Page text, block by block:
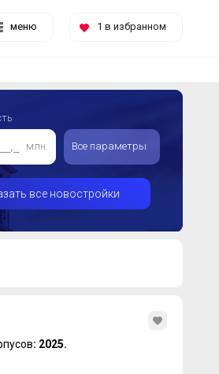
меню 1 в избранном
млн. Все параметры
все новостройки
: 2025.